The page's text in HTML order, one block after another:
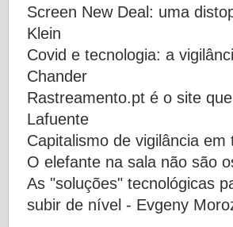
Screen New Deal: uma
Klein
Covid e tecnologia: a
Chander
Rastreamento.pt é o site
Lafuente
Capitalismo de vigilância
O elefante na sala não são
As "soluções" tecnológicas
subir de nível - Evgeny